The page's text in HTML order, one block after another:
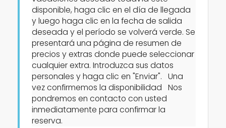
Personas
Dormitorios
Cuartos de baño
disponible, haga clic en el día de llegada
y luego haga clic en la fecha de salida
deseada y el período se volverá verde. Se
presentará una página de resumen de
precios y extras donde puede seleccionar
cualquier extra. Introduzca sus datos
personales y haga clic en "Enviar". Una
vez confirmemos la disponibilidad Nos
pondremos en contacto con usted
inmediatamente para confirmar la
reserva.